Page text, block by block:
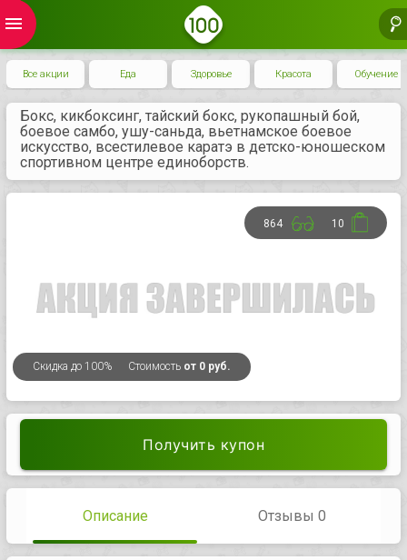
menu
Все акции Еда Здоровье Красота Обучение
Бокс, кикбоксинг, тайский бокс, рукопашный бой,
боевое самбо, ушу-саньда, вьетнамское боевое
искусство, всестилевое каратэ в детско-юношеском
спортивном центре единоборств.
Скидка до 100% Стоимость от 0 руб.
864 10
Получить купон
Описание Отзывы 0